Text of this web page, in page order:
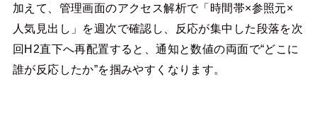
加えて、管理画面のアクセス解析で「時間帯×参照元×
人気見出し」を週次で確認し、反応が集中した段落を次
回H2直下へ再配置すると、通知と数値の両面で“どこに
誰が反応したか”を掴みやすくなります。